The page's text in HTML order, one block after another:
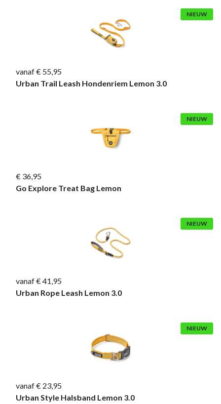
NIEUW
vanaf € 55,95
Urban Trail Leash Hondenriem Lemon 3.0
NIEUW
€ 36,95
Go Explore Treat Bag Lemon
NIEUW
vanaf € 41,95
Urban Rope Leash Lemon 3.0
NIEUW
vanaf € 23,95
Urban Style Halsband Lemon 3.0